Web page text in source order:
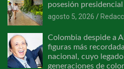
posesión
agosto 5, 2026
Colombia despide a
figuras más
nacional, cuyo
generaciones de